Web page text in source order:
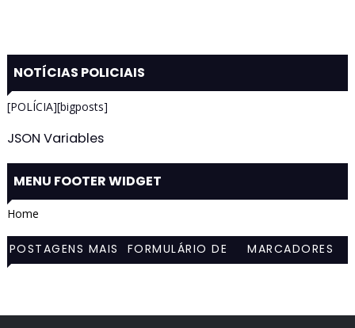
NOTÍCIAS POLICIAIS
[POLÍCIA][bigposts]
JSON Variables
MENU FOOTER WIDGET
Home
POSTAGENS MAIS
FORMULÁRIO DE
MARCADORES